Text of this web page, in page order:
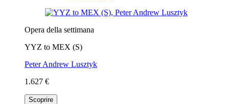
Opera della settimana
YYZ to MEX (S)
Peter Andrew Lusztyk
1.627 €
Scoprire